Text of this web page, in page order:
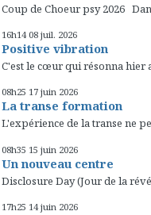
Coup de Choeur psy 2026
16h14 08 juil. 2026
Positive vibration
C'est le cœur qui résonna hier
08h25 17 juin 2026
La transe formation
L'expérience de la transe ne
08h35 15 juin 2026
Un nouveau centre
Disclosure Day (Jour de la
17h25 14 juin 2026